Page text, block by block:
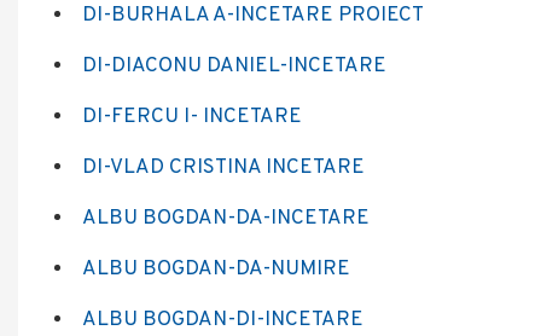
DI-BURHALA A-INCETARE PROIECT
DI-DIACONU DANIEL-INCETARE
DI-FERCU I- INCETARE
DI-VLAD CRISTINA INCETARE
ALBU BOGDAN-DA-INCETARE
ALBU BOGDAN-DA-NUMIRE
ALBU BOGDAN-DI-INCETARE